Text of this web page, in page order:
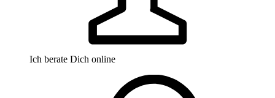
Ich berate Dich online